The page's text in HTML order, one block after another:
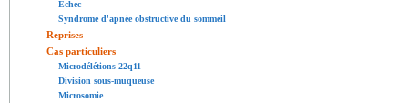
Échec
Syndrome d'apnée obstructive du sommeil
Reprises
Cas particuliers
Microdélétions 22q11
Division sous-muqueuse
Microsomie